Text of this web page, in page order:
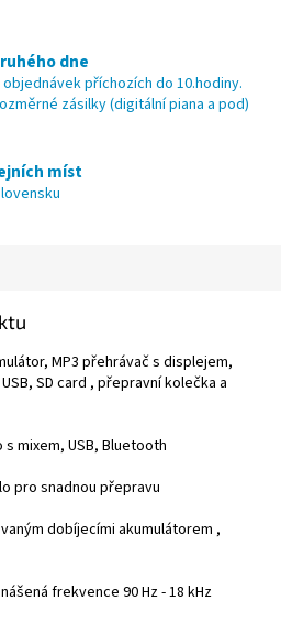
dne
příchozích do 10.hodiny.
zásilky (digitální piana a pod)
míst
MP3 přehrávač s displejem,
SD card , přepravní kolečka a
mixem, USB, Bluetooth
pro snadnou přepravu
dobíjecími akumulátorem ,
frekvence 90 Hz - 18 kHz